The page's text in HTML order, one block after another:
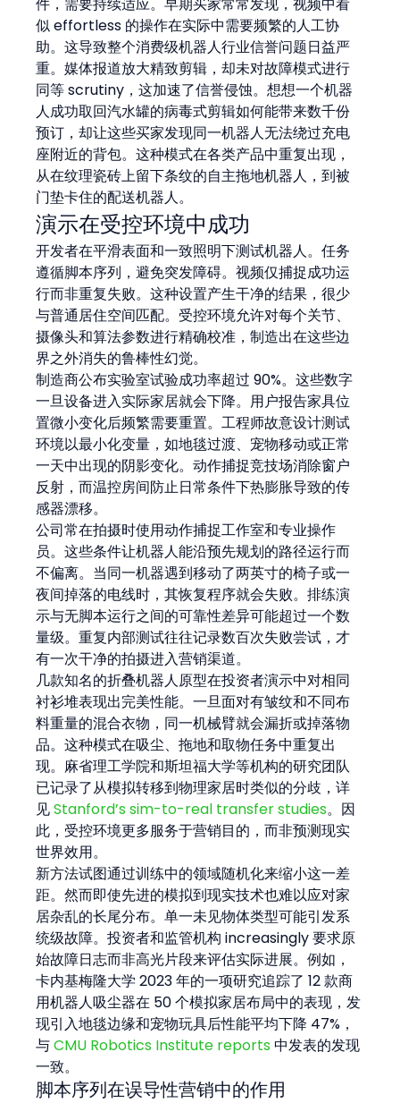
似 effortless 的操作在实际中需要频繁的人工协
助。这导致整个消费级机器人行业信誉问题日益严
重。媒体报道放大精致剪辑，却未对故障模式进行
同等 scrutiny，这加速了信誉侵蚀。想想一个机器
人成功取回汽水罐的病毒式剪辑如何能带来数千份
预订，却让这些买家发现同一机器人无法绕过充电
座附近的背包。这种模式在各类产品中重复出现，
从在纹理瓷砖上留下条纹的自主拖地机器人，到被
门垫卡住的配送机器人。
演示在受控环境中成功
开发者在平滑表面和一致照明下测试机器人。任务
遵循脚本序列，避免突发障碍。视频仅捕捉成功运
行而非重复失败。这种设置产生干净的结果，很少
与普通居住空间匹配。受控环境允许对每个关节、
摄像头和算法参数进行精确校准，制造出在这些边
界之外消失的鲁棒性幻觉。
制造商公布实验室试验成功率超过 90%。这些数字
一旦设备进入实际家居就会下降。用户报告家具位
置微小变化后频繁需要重置。工程师故意设计测试
环境以最小化变量，如地毯过渡、宠物移动或正常
一天中出现的阴影变化。动作捕捉竞技场消除窗户
反射，而温控房间防止日常条件下热膨胀导致的传
感器漂移。
公司常在拍摄时使用动作捕捉工作室和专业操作
员。这些条件让机器人能沿预先规划的路径运行而
不偏离。当同一机器遇到移动了两英寸的椅子或一
夜间掉落的电线时，其恢复程序就会失败。排练演
示与无脚本运行之间的可靠性差异可能超过一个数
量级。重复内部测试往往记录数百次失败尝试，才
有一次干净的拍摄进入营销渠道。
几款知名的折叠机器人原型在投资者演示中对相同
衬衫堆表现出完美性能。一旦面对有皱纹和不同布
料重量的混合衣物，同一机械臂就会漏折或掉落物
品。这种模式在吸尘、拖地和取物任务中重复出
现。麻省理工学院和斯坦福大学等机构的研究团队
已记录了从模拟转移到物理家居时类似的分歧，详
见 Stanford’s sim-to-real transfer studies。因
此，受控环境更多服务于营销目的，而非预测现实
世界效用。
新方法试图通过训练中的领域随机化来缩小这一差
距。然而即使先进的模拟到现实技术也难以应对家
居杂乱的长尾分布。单一未见物体类型可能引发系
统级故障。投资者和监管机构 increasingly 要求原
始故障日志而非高光片段来评估实际进展。例如，
卡内基梅隆大学 2023 年的一项研究追踪了 12 款商
用机器人吸尘器在 50 个模拟家居布局中的表现，发
现引入地毯边缘和宠物玩具后性能平均下降 47%，
与 CMU Robotics Institute reports 中发表的发现
一致。
脚本序列在误导性营销中的作用